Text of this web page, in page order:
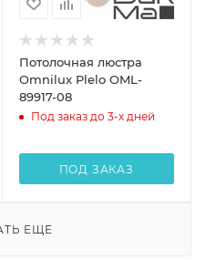
Потолочная люстра
Omnilux Plelo OML-
89917-08
Под заказ до 3-х дней
ПОД ЗАКАЗ
ЕЩЕ